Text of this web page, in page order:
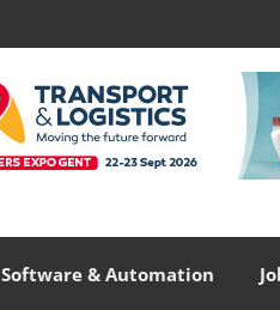
Software & Automation